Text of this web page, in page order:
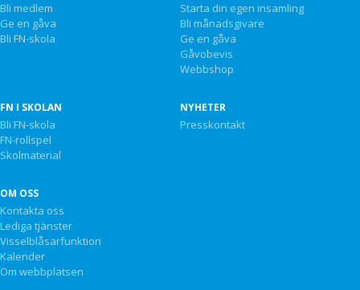
Bli medlem
Ge en gåva
Bli FN-skola
Starta din egen insamling
Bli månadsgivare
Ge en gåva
Gåvobevis
Webbshop
FN I SKOLAN
Bli FN-skola
FN-rollspel
Skolmaterial
NYHETER
Presskontakt
OM OSS
Kontakta oss
Lediga tjänster
Visselblåsarfunktion
Kalender
Om webbplatsen